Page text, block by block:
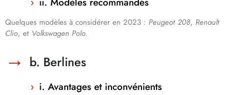
Quelques modèles à considérer en 2023 : Peugeot 208, Renault
Clio, et Volkswagen Polo.
b. Berlines
i. Avantages et inconvénients